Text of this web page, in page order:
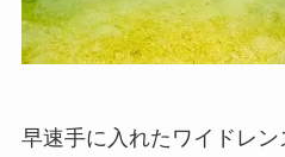
早速手に入れたワイドレ